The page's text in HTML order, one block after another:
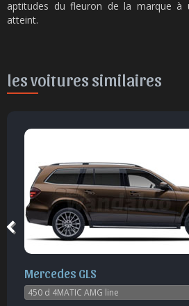
aptitudes du fleuron de la marque à
atteint.
les voitures similaires
Mercedes GLS